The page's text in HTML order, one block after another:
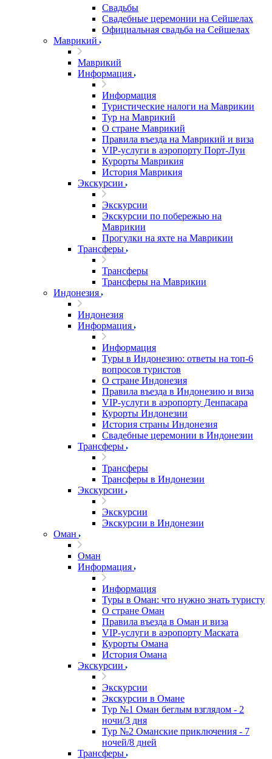
Свадьбы
Свадебные церемонии на Сейшелах
Официальная свадьба на Сейшелах
Маврикий
Маврикий
Информация
Информация
Туристические налоги на Маврикии
Тур на Маврикий
О стране Маврикий
Правила въезда на Маврикий и виза
VIP-услуги в аэропорту Порт-Луи
Курорты Маврикия
История Маврикия
Экскурсии
Экскурсии
Экскурсии по побережью на
Маврикии
Прогулки на яхте на Маврикии
Трансферы
Трансферы
Трансферы на Маврикии
Индонезия
Индонезия
Информация
Информация
Туры в Индонезию: ответы на топ-6
вопросов туристов
О стране Индонезия
Правила въезда в Индонезию и виза
VIP-услуги в аэропорту Денпасара
Курорты Индонезии
История страны Индонезия
Свадебные церемонии в Индонезии
Трансферы
Трансферы
Трансферы в Индонезии
Экскурсии
Экскурсии
Экскурсии в Индонезии
Оман
Оман
Информация
Информация
Туры в Оман: что нужно знать туристу
О стране Оман
Правила въезда в Оман и виза
VIP-услуги в аэропорту Маската
Курорты Омана
История Омана
Экскурсии
Экскурсии
Экскурсии в Омане
Тур №1 Оман беглым взглядом - 2
ночи/3 дня
Тур №2 Оманские приключения - 7
ночей/8 дней
Трансферы